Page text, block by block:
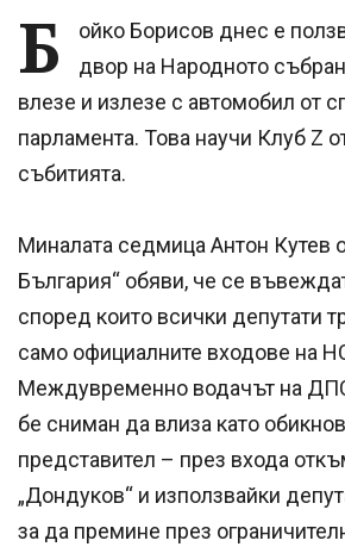
Б
ойко Борисов днес е
двор на Народното
влезе и излезе с автомобил от
парламента. Това научи Клуб Z
събитията.
Миналата седмица Антон Кутев
България“ обяви, че се
според които всички депутати
само официалните входове на
Междувременно водачът на
бе сниман да влиза като
представител – през входа
„Дондуков“ и използвайки
за да премине през